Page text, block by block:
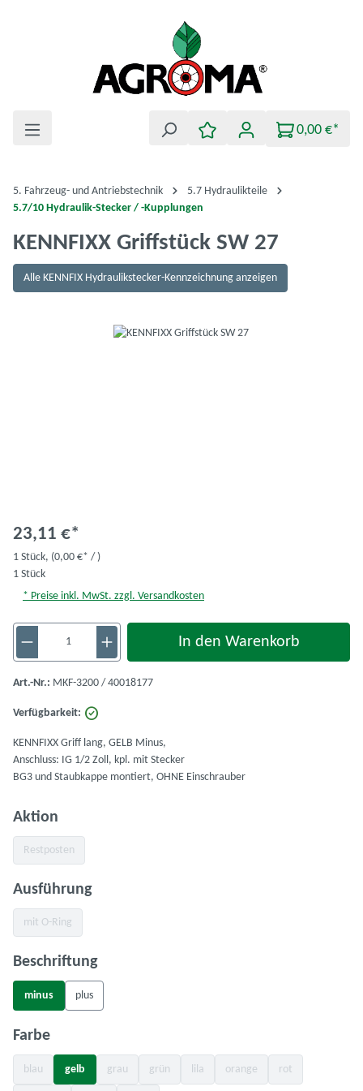
0,00 €*
5. Fahrzeug- und Antriebstechnik
5.7 Hydraulikteile
5.7/10 Hydraulik-Stecker / -Kupplungen
KENNFIXX Griffstück SW 27
Alle KENNFIX Hydraulikstecker-Kennzeichnung anzeigen
Bildergalerie überspringen
23,11 €*
1 Stück, (0,00 €* / )
1 Stück
* Preise inkl. MwSt. zzgl. Versandkosten
Produkt Anzahl: Gib den gewünschten Wert
In den Warenkorb
Art.-Nr.: MKF-3200 / 40018177
Verfügbarkeit:
KENNFIXX Griff lang, GELB Minus,
Anschluss: IG 1/2 Zoll, kpl. mit Stecker
BG3 und Staubkappe montiert, OHNE Einschrauber
Aktion
Restposten(Diese Option ist zurzeit nicht verfügbar.)
Ausführungauswählen
mit O-Ring(Diese Option ist zurzeit nicht verfügbar.)
Beschriftungauswählen
minus plus
Farbeauswählen
blau(Diese Option ist zurzeit nicht verfügbar.)
gelb grau(Diese Option ist zurzeit nicht verfügbar.)
grün(Diese Option ist zurzeit nicht verfügbar.)
lila(Diese Option ist zurzeit nicht verfügbar.)
orange(Diese Option ist zurzeit nicht
rot(Diese Option ist